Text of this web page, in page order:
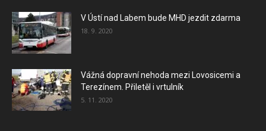
V Ústí nad Labem bude MHD jezdit zdarma
18. 9. 2020
Vážná dopravní nehoda mezi Lovosicemi a
Terezínem. Přiletěl i vrtulník
5. 11. 2020